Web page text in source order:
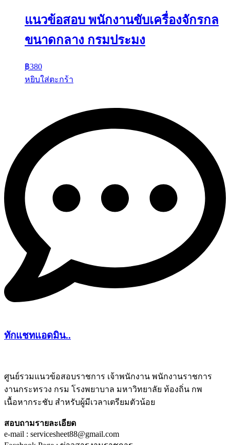
แนวข้อสอบ พนักงานขับเครื่องจักรกล
ขนาดกลาง กรมประมง
฿380
หยิบใส่ตะกร้า
ทักแชทแอดมิน..
ศูนย์รวมแนวข้อสอบราชการ เจ้าพนักงาน พนักงานราชการ
งานกระทรวง กรม โรงพยาบาล มหาวิทยาลัย ท้องถิ่น กพ
เนื้อหากระชับ สำหรับผู้มีเวลาเตรียมตัวน้อย
สอบถามรายละเอียด
e-mail : servicesheet88@gmail.com